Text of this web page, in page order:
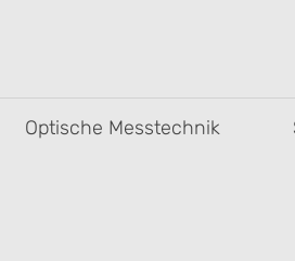
Optische Messtechnik